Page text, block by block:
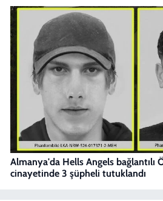
Almanya'da Hells Angels bağlantılı
cinayetinde 3 şüpheli tutuklandı